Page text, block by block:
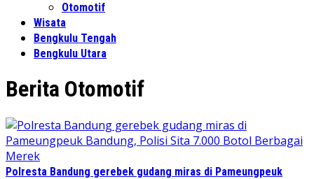
Otomotif
Wisata
Bengkulu Tengah
Bengkulu Utara
Berita Otomotif
Polresta Bandung gerebek gudang miras di Pameungpeuk